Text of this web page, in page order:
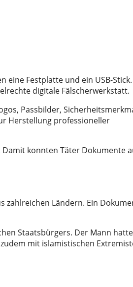
eine Festplatte und ein USB-Stick.
digitale Fälscherwerkstatt.
Passbilder,
Herstellung professioneller
konnten Täter Dokumente
zahlreichen Ländern. Ein
Staatsbürgers. Der Mann
mit islamistischen